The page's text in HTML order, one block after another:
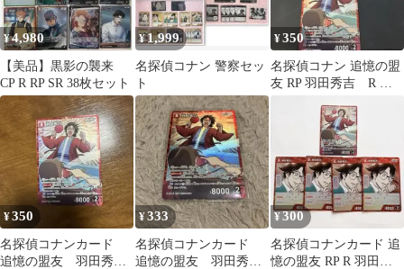
¥4,980
【美品】黒影の襲来
CP R RP SR 38枚セット
¥1,999
名探偵コナン 警察セッ
ト
¥350
名探偵コナン 追憶の盟
友 RP 羽田秀吉 R 沖
¥350
名探偵コナンカード
追憶の盟友 羽田秀吉
¥333
名探偵コナンカード
追憶の盟友 羽田秀吉
¥300
名探偵コナンカード 追
憶の盟友 RP R 羽田秀